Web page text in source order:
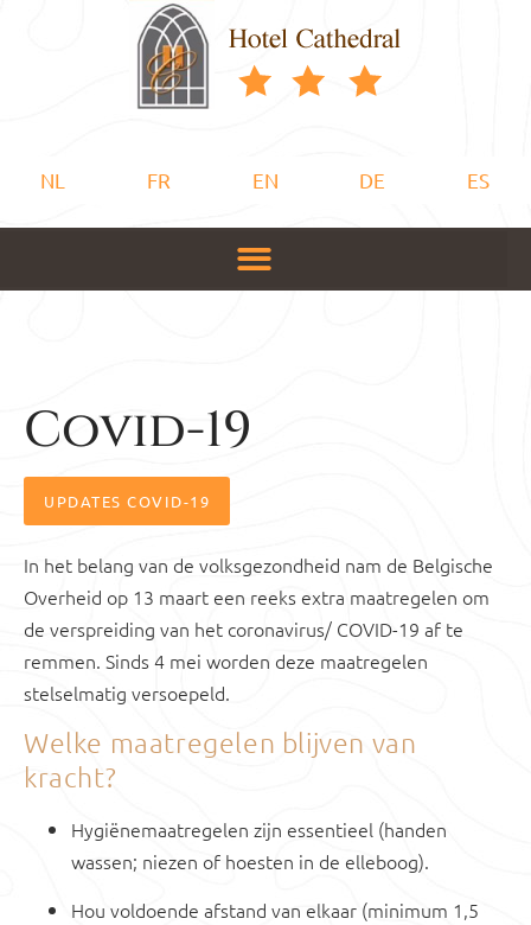
NL FR EN DE ES
Covid-19
UPDATES COVID-19
In het belang van de volksgezondheid nam de Belgische
Overheid op 13 maart een reeks extra maatregelen om
de verspreiding van het coronavirus/ COVID-19 af te
remmen. Sinds 4 mei worden deze maatregelen
stelselmatig versoepeld.
Welke maatregelen blijven van
kracht?
Hygiënemaatregelen zijn essentieel (handen
wassen; niezen of hoesten in de elleboog).
Hou voldoende afstand van elkaar (minimum 1,5